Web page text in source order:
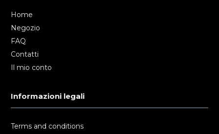
Home
Negozio
FAQ
Contatti
Il mio conto
Informazioni legali
Terms and conditions